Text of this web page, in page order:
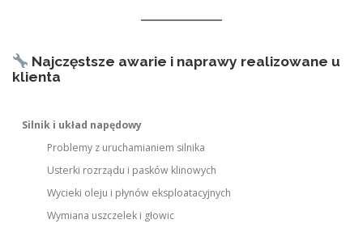
Najczęstsze awarie i naprawy realizowane u
klienta
Silnik i układ napędowy
Problemy z uruchamianiem silnika
Usterki rozrządu i pasków klinowych
Wycieki oleju i płynów eksploatacyjnych
Wymiana uszczelek i głowic